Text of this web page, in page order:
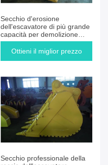
Secchio d'erosione
dell'escavatore di più grande
capacità per demolizione
scavatrice idraulica
Ottieni il miglior prezzo
Secchio professionale della